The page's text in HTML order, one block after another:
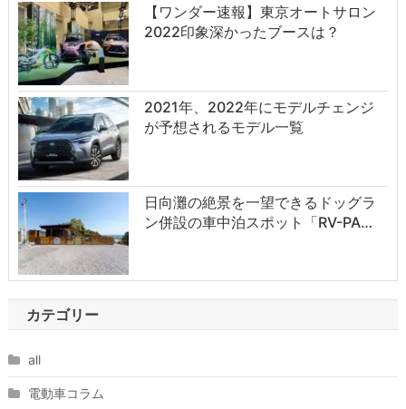
【ワンダー速報】東京オートサロン
2022印象深かったブースは？
2021年、2022年にモデルチェンジ
が予想されるモデル一覧
日向灘の絶景を一望できるドッグラ
ン併設の車中泊スポット「RV-PA…
カテゴリー
all
電動車コラム